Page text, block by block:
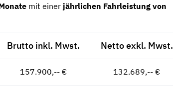
mit einer jährlichen Fahrleistung von
Brutto inkl. Mwst. Netto exkl. Mwst.
157.900,-- € 132.689,-- €